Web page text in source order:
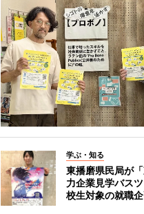
学ぶ・知る
東播磨県民局が
力企業見学バス
校生対象の就職